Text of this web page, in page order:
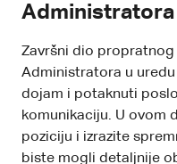
Administratora
Završni dio propratnog
Administratora u
dojam i potaknuti
komunikaciju. U ovom
poziciju i izrazite
biste mogli detaljnije